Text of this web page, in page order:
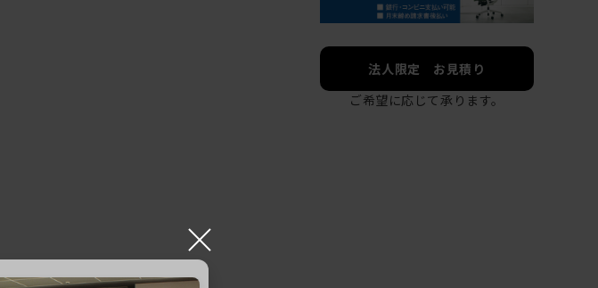
法人限定 お見積り
ご希望に応じて承ります。
×